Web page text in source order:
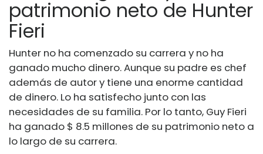
patrimonio neto de Hunter
Fieri
Hunter no ha comenzado su carrera y no ha
ganado mucho dinero. Aunque su padre es chef
además de autor y tiene una enorme cantidad
de dinero. Lo ha satisfecho junto con las
necesidades de su familia. Por lo tanto, Guy Fieri
ha ganado $ 8.5 millones de su patrimonio neto a
lo largo de su carrera.